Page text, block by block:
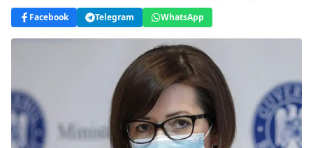
Facebook Telegram WhatsApp